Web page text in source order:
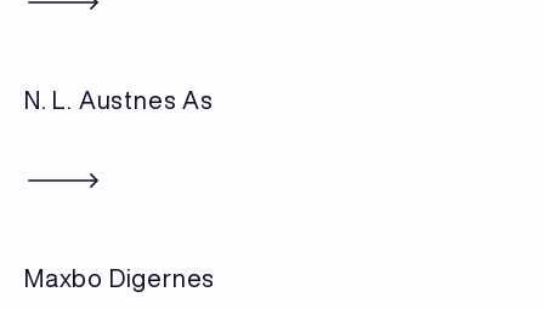
N. L. Austnes As
Maxbo Digernes